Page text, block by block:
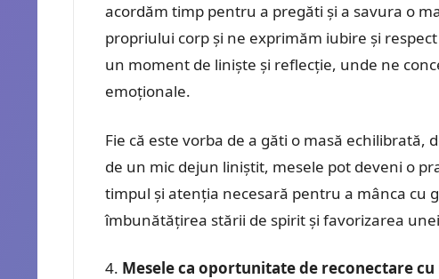
acordăm timp pentru a pregăti și a savura o
propriului corp și ne exprimăm iubire și
un moment de liniște și reflecție, unde ne
emoționale.
Fie că este vorba de a găti o masă echilibrată,
de un mic dejun liniștit, mesele pot deveni o
timpul și atenția necesară pentru a mânca cu
îmbunătățirea stării de spirit și favorizarea
Mesele ca oportunitate de reconectare